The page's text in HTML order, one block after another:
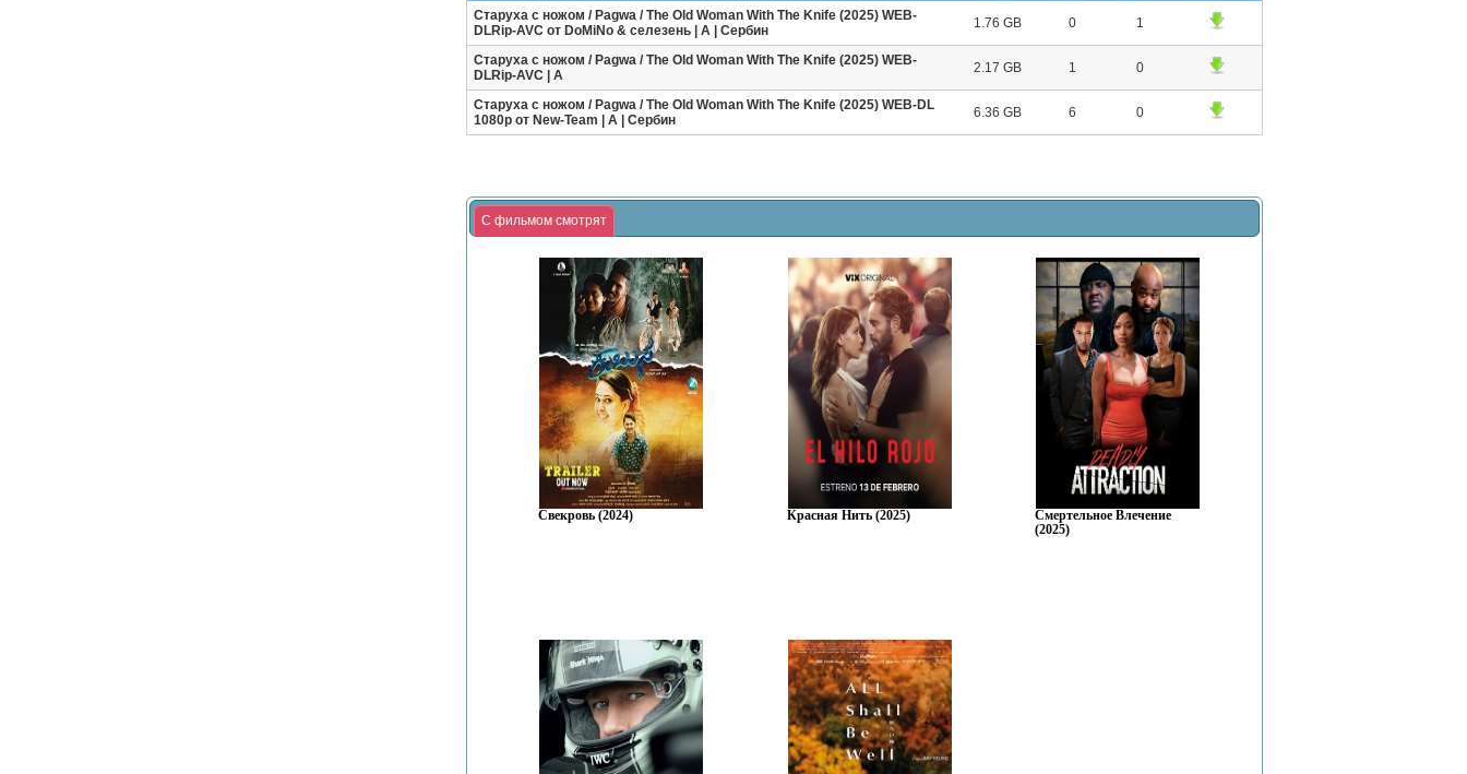
Старуха с ножом / Pagwa / The Old Woman With The Knife (2025) WEB-
DLRip-AVC от DoMiNo & селезень | A | Сербин
1.76 GB 0 1
Старуха с ножом / Pagwa / The Old Woman With The Knife (2025) WEB-
DLRip-AVC | A
2.17 GB 1 0
Старуха с ножом / Pagwa / The Old Woman With The Knife (2025) WEB-DL
1080p от New-Team | A | Сербин
6.36 GB 6 0
С фильмом смотрят
Свекровь (2024) Красная Нить (2025)
Смертельное Влечение
(2025)